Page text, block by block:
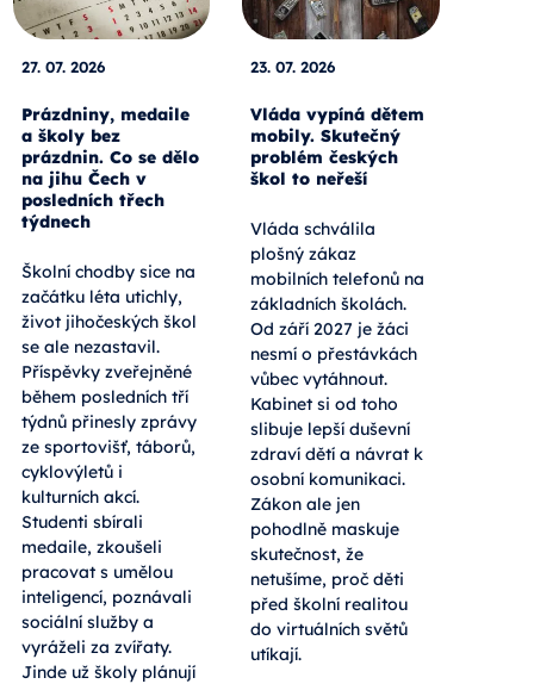
27. 07. 2026
Prázdniny, medaile
a školy bez
prázdnin. Co se dělo
na jihu Čech v
posledních třech
týdnech
Školní chodby sice na
začátku léta utichly,
život jihočeských škol
se ale nezastavil.
Příspěvky zveřejněné
během posledních tří
týdnů přinesly zprávy
ze sportovišť, táborů,
cyklovýletů i
kulturních akcí.
Studenti sbírali
medaile, zkoušeli
pracovat s umělou
inteligencí, poznávali
sociální služby a
vyráželi za zvířaty.
Jinde už školy plánují
23. 07. 2026
Vláda vypíná dětem
mobily. Skutečný
problém českých
škol to neřeší
Vláda schválila
plošný zákaz
mobilních telefonů na
základních školách.
Od září 2027 je žáci
nesmí o přestávkách
vůbec vytáhnout.
Kabinet si od toho
slibuje lepší duševní
zdraví dětí a návrat k
osobní komunikaci.
Zákon ale jen
pohodlně maskuje
skutečnost, že
netušíme, proč děti
před školní realitou
do virtuálních světů
utíkají.